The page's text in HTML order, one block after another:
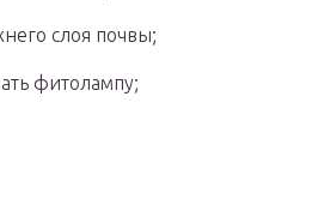
слоя почвы;
фитолампу;